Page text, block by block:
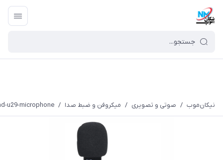
نیکان‌موب / صوتی و تصویری / میکروفن و ضبط صدا /
u29-microphone